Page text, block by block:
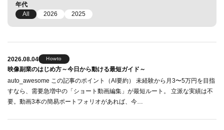
年代
All
2026 2025
2026.08.04 Howto
映像副業のはじめ方～今日から動ける最短ガイド～
auto_awesome この記事のポイント（AI要約） 未経験から月3〜5万円を目指
すなら、需要急増中の「ショート動画編集」が最短ルート。 立派な実績は不
要。動画3本の簡易ポートフォリオがあれば、今…